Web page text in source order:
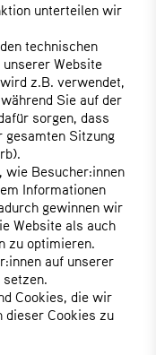
unterteilen wir
technischen
Website
z.B. verwendet,
Sie auf der
sorgen, dass
gesamten Sitzung
wie Besucher:innen
Informationen
gewinnen wir
Website als auch
zu optimieren.
auf unserer
Cookies, die wir
dieser Cookies zu